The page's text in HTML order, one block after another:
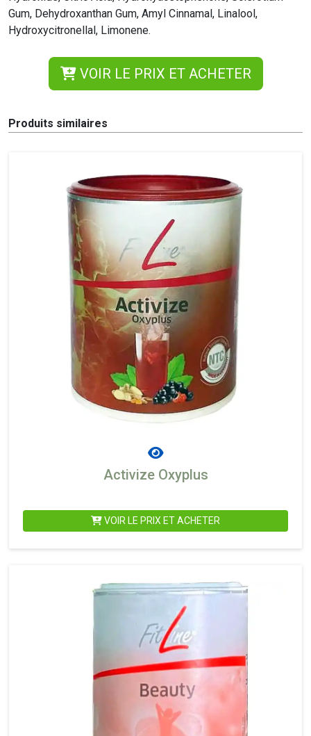
Gum, Dehydroxanthan Gum, Amyl Cinnamal, Linalool,
Hydroxycitronellal, Limonene.
VOIR LE PRIX ET ACHETER
Produits similaires
Activize Oxyplus
VOIR LE PRIX ET ACHETER